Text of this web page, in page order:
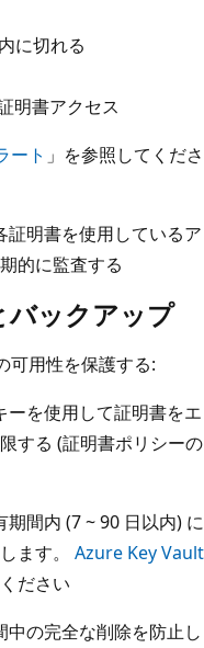
に切れる
明書アクセス
ート 」を参照してくださ
証明書を使用しているア
的に監査する
バックアップ
可用性を保護する:
ーを使用して証明書をエ
する (証明書ポリシーの
期間内 (7 ~ 90 日以内) に
ます。 Azure Key Vault
ださい
中の完全な削除を防止し